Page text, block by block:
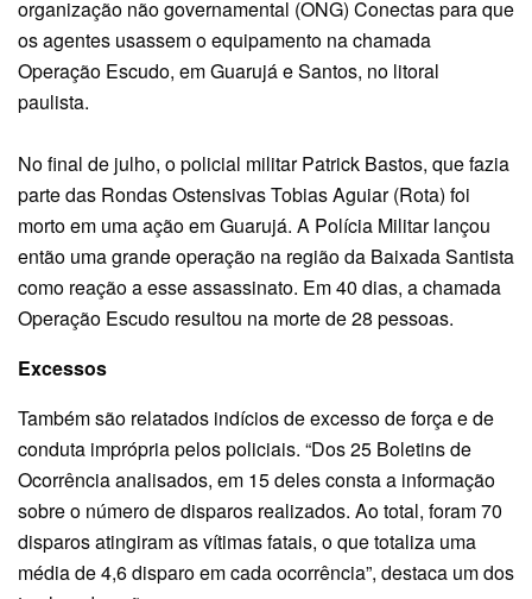
organização não governamental (ONG) Conectas para que
os agentes usassem o equipamento na chamada
Operação Escudo, em Guarujá e Santos, no litoral
paulista.
No final de julho, o policial militar Patrick Bastos, que fazia
parte das Rondas Ostensivas Tobias Aguiar (Rota) foi
morto em uma ação em Guarujá. A Polícia Militar lançou
então uma grande operação na região da Baixada Santista
como reação a esse assassinato. Em 40 dias, a chamada
Operação Escudo resultou na morte de 28 pessoas.
Excessos
Também são relatados indícios de excesso de força e de
conduta imprópria pelos policiais. “Dos 25 Boletins de
Ocorrência analisados, em 15 deles consta a informação
sobre o número de disparos realizados. Ao total, foram 70
disparos atingiram as vítimas fatais, o que totaliza uma
média de 4,6 disparo em cada ocorrência”, destaca um dos